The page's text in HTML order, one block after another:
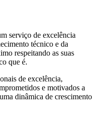
serviço de excelência
técnico e da
respeitando as suas
que é.
de excelência,
e motivados a
dinâmica de crescimento